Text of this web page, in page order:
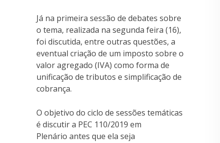
Já na primeira sessão de debates sobre
o tema, realizada na segunda feira (16),
foi discutida, entre outras questões, a
eventual criação de um imposto sobre o
valor agregado (IVA) como forma de
unificação de tributos e simplificação de
cobrança.
O objetivo do ciclo de sessões temáticas
é discutir a PEC 110/2019 em
Plenário antes que ela seja